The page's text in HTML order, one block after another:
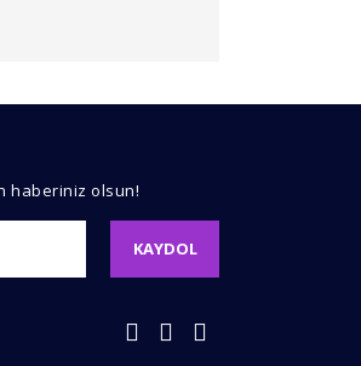
haberiniz olsun!
KAYDOL